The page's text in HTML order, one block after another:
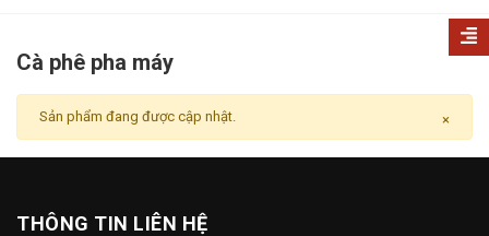
Cà phê pha máy
×
Sản phẩm đang được cập nhật.
THÔNG TIN LIÊN HỆ